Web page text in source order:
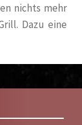
nichts mehr
Dazu eine